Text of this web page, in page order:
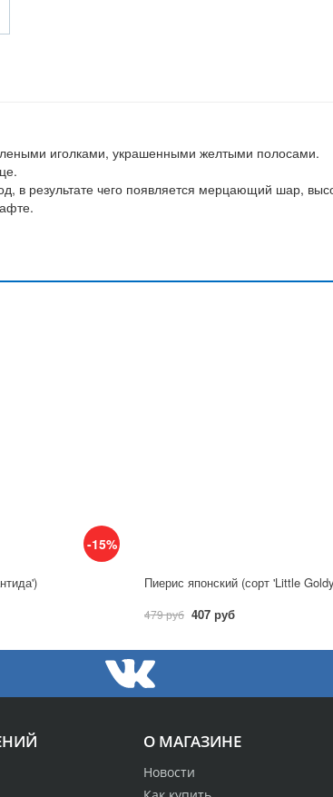
иголками, украшенными желтыми полосами.
в результате чего появляется мерцающий шар,
-15%
Пиерис японский (сорт 'Little
479 руб 407 руб
О МАГАЗИНЕ
Новости